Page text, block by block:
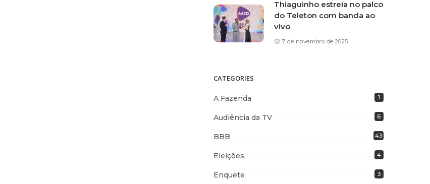
Thiaguinho estreia no palco
do Teleton com banda ao
vivo
7 de novembro de 2025
CATEGORIES
A Fazenda 1
Audiência da TV 6
BBB 43
Eleições 4
Enquete 3